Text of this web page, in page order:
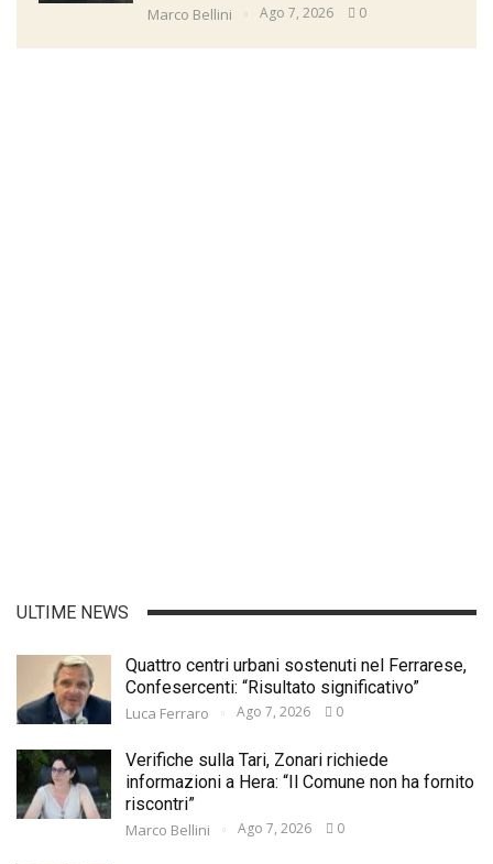
Marco Bellini Ago 7, 2026 0
ULTIME NEWS
Quattro centri urbani sostenuti nel Ferrarese,
Confesercenti: “Risultato significativo”
Luca Ferraro Ago 7, 2026 0
Verifiche sulla Tari, Zonari richiede
informazioni a Hera: “Il Comune non ha fornito
riscontri”
Marco Bellini Ago 7, 2026 0